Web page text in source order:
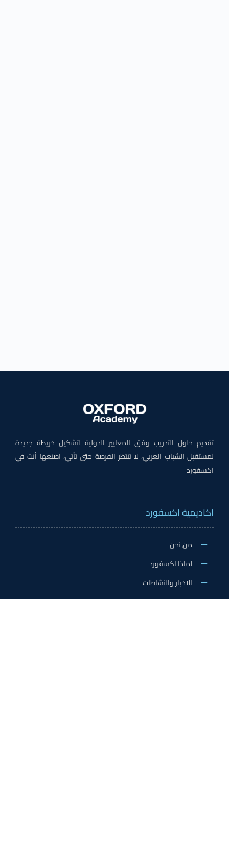
تقديم حلول التدريب وفق المعايير الدولية لتشكيل خريطة جديدة
لمستقبل الشباب العربي، لا تنتظر الفرصة حتى تأتي، اصنعها أنت في
اكسفورد
اكاديمية اكسفورد
من نحن
لماذا اكسفورد
الاخبار والنشاطات
وظائف اكسفورد